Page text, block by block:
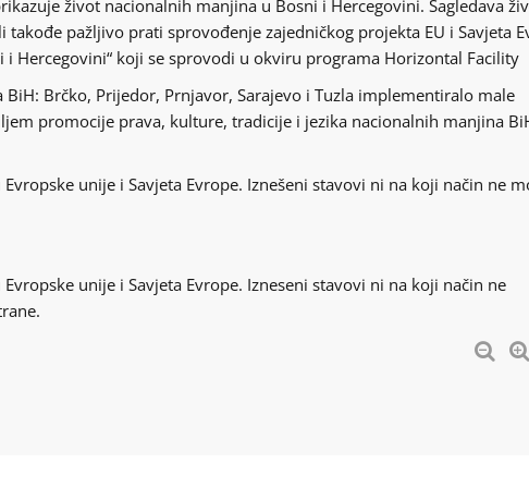
život nacionalnih manjina u Bosni i Hercegovini. Sagledava
pažljivo prati sprovođenje zajedničkog projekta EU i Savjeta
i Hercegovini“ koji se sprovodi u okviru programa Horizontal Facility
Brčko, Prijedor, Prnjavor, Sarajevo i Tuzla implementiralo male
promocije prava, kulture, tradicije i jezika nacionalnih manjina
unije i Savjeta Evrope. Iznešeni stavovi ni na koji način ne
unije i Savjeta Evrope. Izneseni stavovi ni na koji način ne